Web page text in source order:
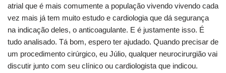
atrial que é mais comumente a população vivendo vivendo cada
vez mais já tem muito estudo e cardiologia que dá segurança
na indicação deles, o anticoagulante. E é justamente isso. É
tudo analisado. Tá bom, espero ter ajudado. Quando precisar de
um procedimento cirúrgico, eu Júlio, qualquer neurocirurgião vai
discutir junto com seu clínico ou cardiologista que indicou.